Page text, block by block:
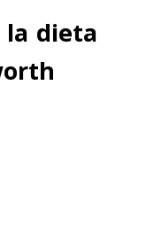
la dieta